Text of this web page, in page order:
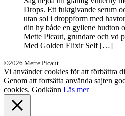
Drops. Ett fuktgivande serum
utan sol i droppform med
din hy både en gyllene hudton
Mette Picaut, grundare och vd
Med Golden Elixir Self […]
©2026 Mette Picaut
Vi använder cookies för att förbättra
Genom att fortsätta använda sajten
cookies. Godkänn Läs mer